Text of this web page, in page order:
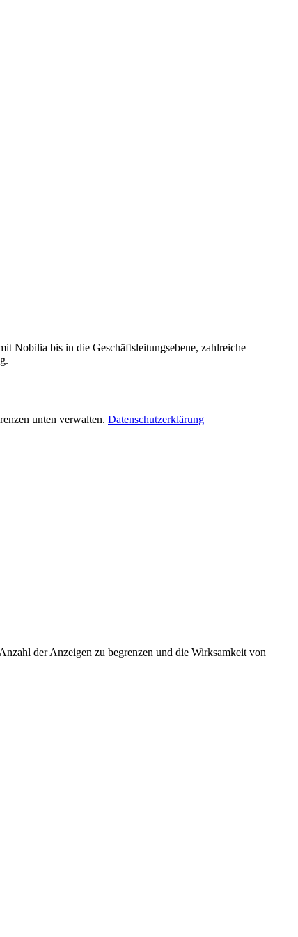
Nobilia bis in die Geschäftsleitungsebene, zahlreiche
unten verwalten. Datenschutzerklärung
der Anzeigen zu begrenzen und die Wirksamkeit von